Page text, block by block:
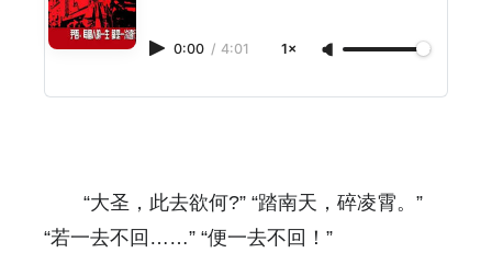
0:00 / 4:01 1×
“大圣，此去欲何?” “踏南天，碎凌霄。”
“若一去不回……” “便一去不回！”